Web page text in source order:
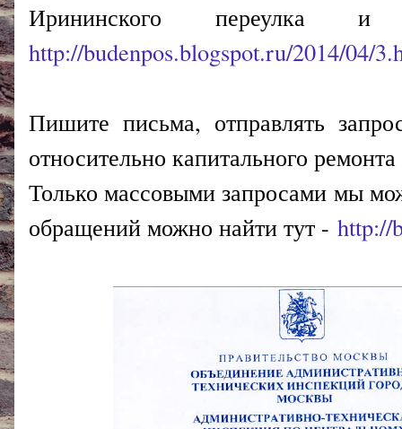
Ирининского переулка
http://budenpos.blogspot.ru/2014/04/
Пишите письма, отправлять
относительно капитального
Только массовыми запросами мы
обращений можно найти тут - http://